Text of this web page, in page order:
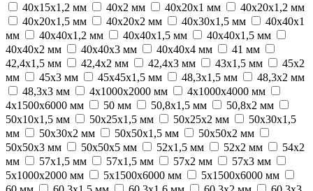
40х15х1,2 мм
40х2 мм 40х20х1 мм
40х20х1,2 мм
40х20х1,5 мм
40х20х2 мм 40х30х1,5 мм
40х40х1
мм
40х40х1,2 мм 40х40х1,5 мм
40х40х1,5 мм
40х40х2 мм
40х40х3 мм 40х40х4 мм
41 мм
42,4х1,5 мм
42,4х2 мм 42,4х3 мм 43х1,5 мм
45х2
мм
45х3 мм 45х45х1,5 мм 48,3х1,5 мм
48,3х2 мм
48,3х3 мм
4х1000х2000 мм
4х1000х4000 мм
4х1500х6000 мм
50 мм 50,8х1,5 мм
50,8х2 мм
50х10х1,5 мм
50х25х1,5 мм 50х25х2 мм
50х30х1,5
мм
50х30х2 мм 50х50х1,5 мм
50х50х2 мм
50х50х3 мм
50х50х5 мм 52х1,5 мм 52х2 мм
54х2
мм
57х1,5 мм 57х1,5 мм 57х2 мм
57х3 мм
5х1000х2000 мм
5х1500х6000 мм
5х1500х6000 мм